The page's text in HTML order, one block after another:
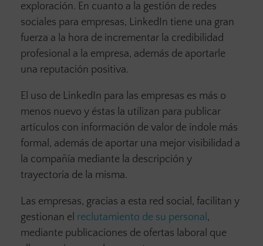
exploración. En cuanto a la gestión de redes
sociales para empresas, LinkedIn tiene una gran
fuerza a la hora de incrementar la credibilidad
profesional a la empresa, además de aportarle
una reputación positiva.
El uso de LinkedIn para las empresas es más o
menos nuevo y éstas la utilizan para publicar
artículos con información de valor de índole más
formal, además de aportar una mejor visibilidad a
la compañía mediante la descripción y
trayectoria de la misma.
Las empresas, gracias a esta red social, facilitan y
gestionan el reclutamiento de su personal,
mediante publicaciones de ofertas laboral que